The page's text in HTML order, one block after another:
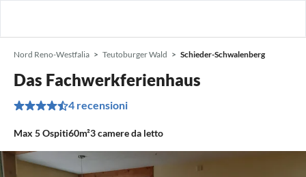
Nord Reno-Westfalia Teutoburger Wald Schieder-Schwalenberg
Das Fachwerkferienhaus
4 recensioni
Max 5Ospiti60m²3camere da letto